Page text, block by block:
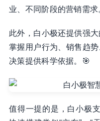
业、不同阶段的营销需求
此外，白小极还提供强
掌握用户行为、销售趋
决策提供科学依据。🎯
值得一提的是，白小极